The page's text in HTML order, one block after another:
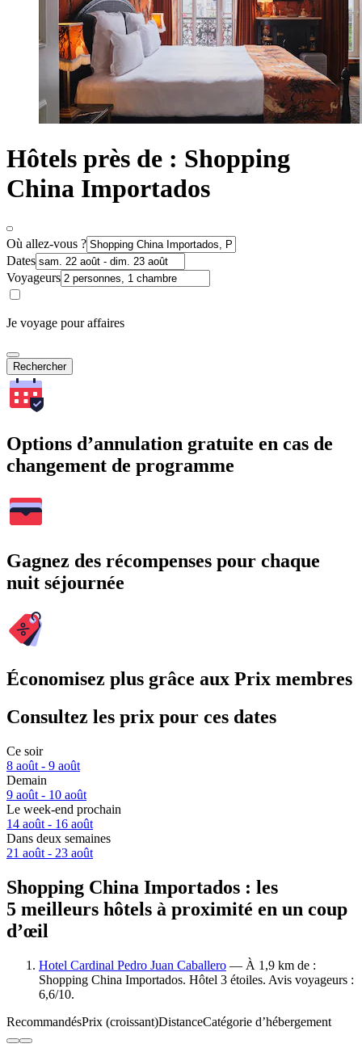
Hôtels près de : Shopping
China Importados
Où allez-vous ?
Dates
Voyageurs
Je voyage pour affaires
Rechercher
Options d’annulation gratuite en cas de
changement de programme
Gagnez des récompenses pour chaque
nuit séjournée
Économisez plus grâce aux Prix membres
Consultez les prix pour ces dates
Ce soir
8 août - 9 août
Demain
9 août - 10 août
Le week-end prochain
14 août - 16 août
Dans deux semaines
21 août - 23 août
Shopping China Importados : les
5 meilleurs hôtels à proximité en un coup
d’œil
Hotel Cardinal Pedro Juan Caballero — À 1,9 km de :
Shopping China Importados. Hôtel 3 étoiles. Avis voyageurs :
6,6/10.
RecommandésPrix (croissant)DistanceCatégorie d’hébergement